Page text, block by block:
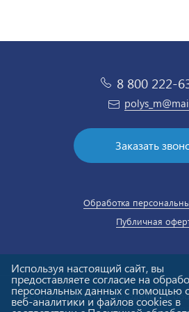
8 800 222-
Заказать
Обработка
Публичная
© ООО «Полюс-М». Холодильное
Email:
Используя настоящий сайт, вы
предоставляете согласие на
персональных данных с помощью
веб-аналитики и файлов cookies в